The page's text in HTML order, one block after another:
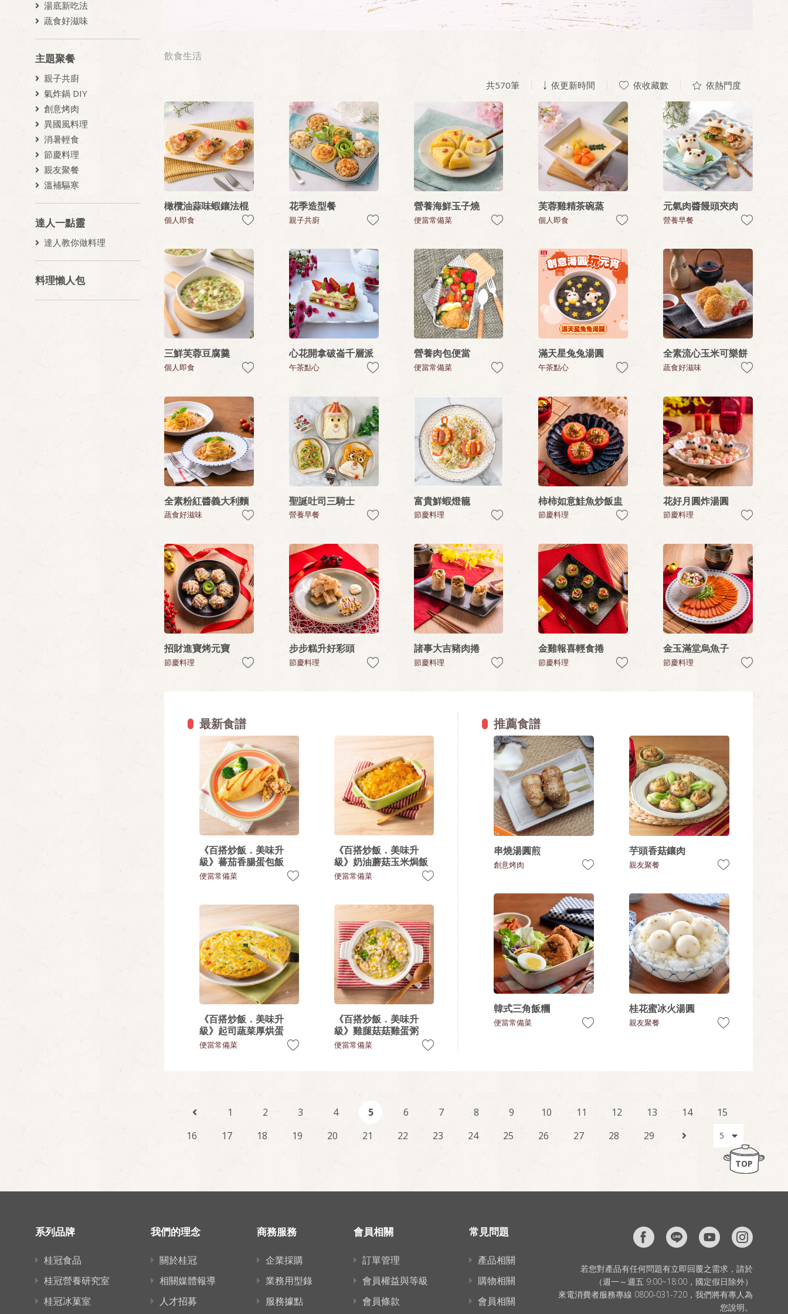
湯底新吃法
蔬食好滋味
主題聚餐
親子共廚
氣炸鍋 DIY
創意烤肉
異國風料理
消暑輕食
節慶料理
親友聚餐
溫補驅寒
達人一點靈
達人教你做料理
料理懶人包
飲食生活
共570筆 依更新時間 依收藏數 依熱門度
橄欖油蒜味蝦鑲法棍
個人即食
花季造型餐
親子共廚
營養海鮮玉子燒
便當常備菜
芙蓉雞精茶碗蒸
個人即食
元氣肉醬饅頭夾肉
營養早餐
三鮮芙蓉豆腐羹
個人即食
心花開拿破崙千層派
午茶點心
營養肉包便當
便當常備菜
滿天星兔兔湯圓
午茶點心
全素流心玉米可樂餅
蔬食好滋味
全素粉紅醬義大利麵
蔬食好滋味
聖誕吐司三騎士
營養早餐
富貴鮮蝦燈籠
節慶料理
柿柿如意鮭魚炒飯盅
節慶料理
花好月圓炸湯圓
節慶料理
招財進寶烤元寶
節慶料理
步步糕升好彩頭
節慶料理
諸事大吉豬肉捲
節慶料理
金雞報喜輕食捲
節慶料理
金玉滿堂烏魚子
節慶料理
最新食譜
《百搭炒飯．美味升
級》蕃茄香腸蛋包飯
便當常備菜
《百搭炒飯．美味升
級》奶油蘑菇玉米焗飯
便當常備菜
《百搭炒飯．美味升
級》起司蔬菜厚烘蛋
便當常備菜
《百搭炒飯．美味升
級》雞腿菇菇雞蛋粥
便當常備菜
推薦食譜
串燒湯圓煎
創意烤肉
芋頭香菇鑲肉
親友聚餐
韓式三角飯糰
便當常備菜
桂花蜜冰火湯圓
親友聚餐
1 2 3 4 5 6 7 8 9 10 11 12 13 14
15
16
17 18 19 20 21 22 23 24 25 26 27 28 29
TOP
系列品牌
桂冠食品
桂冠營養研究室
桂冠冰菓室
我們的理念
關於桂冠
相關媒體報導
人才招募
商務服務
企業採購
業務用型錄
服務據點
會員相關
訂單管理
會員權益與等級
會員條款
常見問題
產品相關
購物相關
會員相關
若您對產品有任何問題有立即回覆之需求，請於
（週一～週五 9:00~18:00，國定假日除外）
來電消費者服務專線 0800-031-720，我們將有專人為
您說明。